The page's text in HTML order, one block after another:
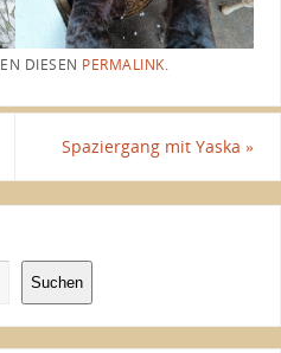
DIESEN PERMALINK.
Spaziergang mit Yaska»
Suchen